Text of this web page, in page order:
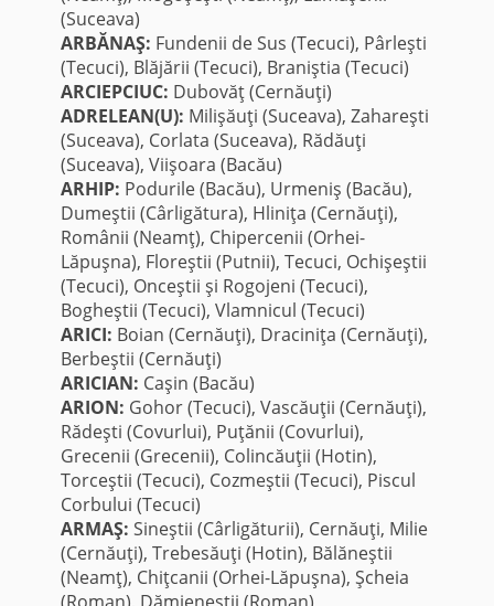
(Suceava)
ARBĂNAŞ: Fundenii de Sus (Tecuci), Pârleşti
(Tecuci), Blăjării (Tecuci), Braniştia (Tecuci)
ARCIEPCIUC: Dubovăţ (Cernăuţi)
ADRELEAN(U): Milişăuţi (Suceava), Zahareşti
(Suceava), Corlata (Suceava), Rădăuţi
(Suceava), Viişoara (Bacău)
ARHIP: Podurile (Bacău), Urmeniş (Bacău),
Dumeştii (Cârligătura), Hliniţa (Cernăuţi),
Românii (Neamţ), Chipercenii (Orhei-
Lăpuşna), Floreştii (Putnii), Tecuci, Ochişeştii
(Tecuci), Onceştii şi Rogojeni (Tecuci),
Bogheştii (Tecuci), Vlamnicul (Tecuci)
ARICI: Boian (Cernăuţi), Draciniţa (Cernăuţi),
Berbeştii (Cernăuţi)
ARICIAN: Caşin (Bacău)
ARION: Gohor (Tecuci), Vascăuţii (Cernăuţi),
Rădeşti (Covurlui), Puţănii (Covurlui),
Grecenii (Grecenii), Colincăuţii (Hotin),
Torceştii (Tecuci), Cozmeştii (Tecuci), Piscul
Corbului (Tecuci)
ARMAŞ: Sineştii (Cârligăturii), Cernăuţi, Milie
(Cernăuţi), Trebesăuţi (Hotin), Bălăneştii
(Neamţ), Chiţcanii (Orhei-Lăpuşna), Şcheia